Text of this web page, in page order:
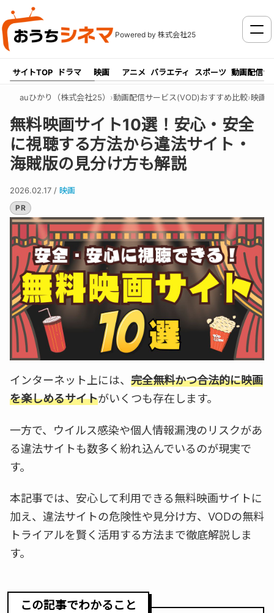
Powered by 株式会社25 メニ
サイトTOP ドラマ 映画 アニメ バラエティ スポーツ 動画配信サ
auひかり（株式会社25） ›動画配信サービス(VOD)おすすめ比較›映画
無料映画サイト10選！安心・安全
に視聴する方法から違法サイト・
海賊版の見分け方も解説
2026.02.17 / 映画
PR
インターネット上には、 完全無料かつ合法的に映画
を楽しめるサイトがいくつも存在します。
一方で、ウイルス感染や個人情報漏洩のリスクがあ
る違法サイトも数多く紛れ込んでいるのが現実で
す。
本記事では、安心して利用できる無料映画サイトに
加え、違法サイトの危険性や見分け方、VODの無料
トライアルを賢く活用する方法まで徹底解説しま
す。
この記事でわかること